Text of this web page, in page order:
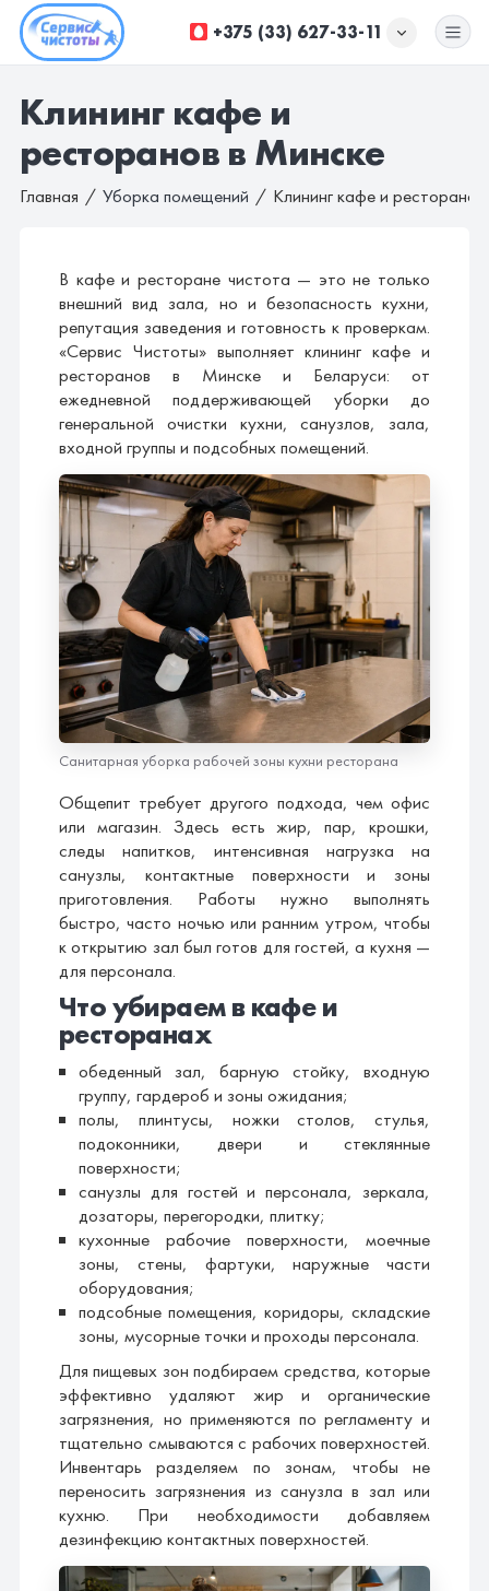
УБОРКА ОФИСОВ
УБОРКА ПОМЕЩЕНИЙ
ХИМЧИСТКА
КОМПАНИЯ
ЦЕНЫ
+375 (33) 627-33-11
Клининг кафе и
ресторанов в Минске
Главная Уборка помещений Клининг кафе и ресторанов
В кафе и ресторане чистота — это не только
внешний вид зала, но и безопасность кухни,
репутация заведения и готовность к проверкам.
«Сервис Чистоты» выполняет клининг кафе и
ресторанов в Минске и Беларуси: от
ежедневной поддерживающей уборки до
генеральной очистки кухни, санузлов, зала,
входной группы и подсобных помещений.
Санитарная уборка рабочей зоны кухни ресторана
Общепит требует другого подхода, чем офис
или магазин. Здесь есть жир, пар, крошки,
следы напитков, интенсивная нагрузка на
санузлы, контактные поверхности и зоны
приготовления. Работы нужно выполнять
быстро, часто ночью или ранним утром, чтобы
к открытию зал был готов для гостей, а кухня —
для персонала.
Что убираем в кафе и
ресторанах
обеденный зал, барную стойку, входную
группу, гардероб и зоны ожидания;
полы, плинтусы, ножки столов, стулья,
подоконники, двери и стеклянные
поверхности;
санузлы для гостей и персонала, зеркала,
дозаторы, перегородки, плитку;
кухонные рабочие поверхности, моечные
зоны, стены, фартуки, наружные части
оборудования;
подсобные помещения, коридоры, складские
зоны, мусорные точки и проходы персонала.
Для пищевых зон подбираем средства, которые
эффективно удаляют жир и органические
загрязнения, но применяются по регламенту и
тщательно смываются с рабочих поверхностей.
Инвентарь разделяем по зонам, чтобы не
переносить загрязнения из санузла в зал или
кухню. При необходимости добавляем
дезинфекцию контактных поверхностей.